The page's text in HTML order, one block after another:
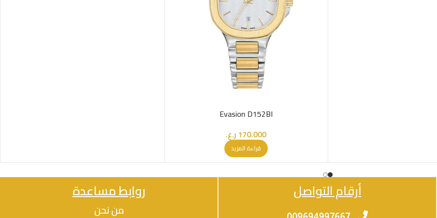
Evasion D152BI
170.000 ر.ع.
قراءة المزيد
أرقام التواصل روابط مساعدة
من نحن